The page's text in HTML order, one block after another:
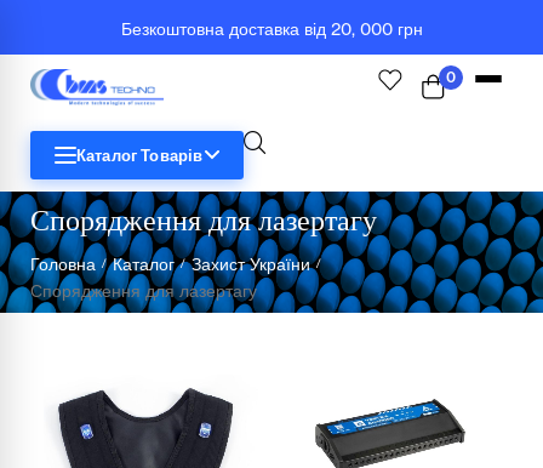
Безкоштовна доставка від 20, 000 грн
0
Каталог Товарів
STEM
Біологія
Комп'ютерна техніка
Меблі
Спорядження для лазертагу
Головна / Каталог / Захист України /
Спорядження для лазертагу